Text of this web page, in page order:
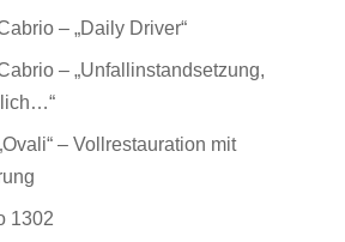
– „Daily Driver“
– „Unfallinstandsetzung,
– Vollrestauration mit
1302